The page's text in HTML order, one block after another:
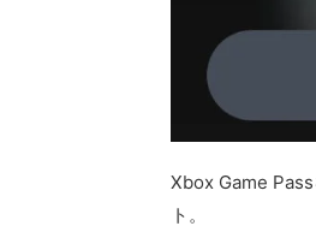
Xbox Game
ト。